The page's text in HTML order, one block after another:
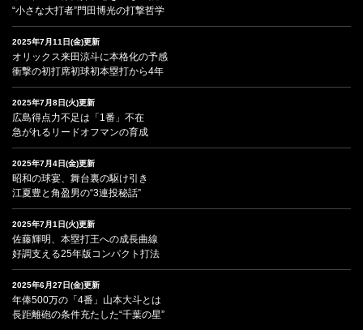
“小さな大打者”門田博光の打撃哲学
2025年7月11日(金)更新
オリックス来田涼斗に本格化の予感
衝撃の初打席初球初本塁打から4年
2025年7月8日(火)更新
広島得点力不足は「1番」不在
急がれるリードオフマンの育成
2025年7月4日(金)更新
昭和の球宴、舞台裏の駆け引き
江夏豊と角盈男の“3連投秘話”
2025年7月1日(火)更新
佐藤輝明、本塁打王への成長曲線
好調支える25年版コンパクト打法
2025年6月27日(金)更新
年俸500万の「4番」山本大斗とは
長距離砲の条件充たした“千葉の星”